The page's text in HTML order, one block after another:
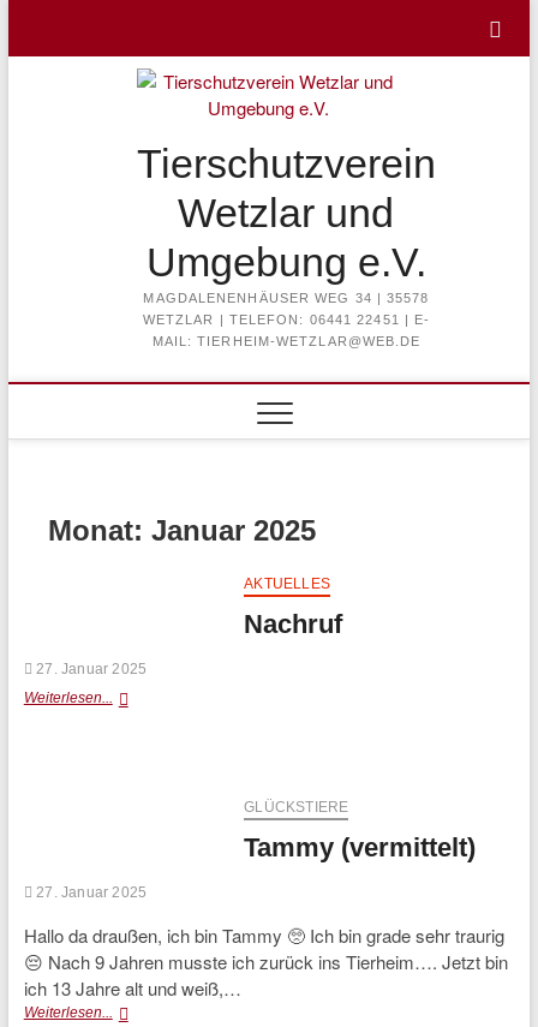
content
Tierschutzverein
Wetzlar und
Umgebung e.V.
MAGDALENENHÄUSER WEG 34 | 35578
WETZLAR | TELEFON: 06441 22451 | E-
MAIL: TIERHEIM-WETZLAR@WEB.DE
Monat: Januar 2025
AKTUELLES
Nachruf
27. Januar 2025
Weiterlesen... Nachruf
GLÜCKSTIERE
Tammy (vermittelt)
27. Januar 2025
Hallo da draußen, ich bin Tammy 🥺 Ich bin grade sehr traurig
😔 Nach 9 Jahren musste ich zurück ins Tierheim…. Jetzt bin
ich 13 Jahre alt und weiß,…
Weiterlesen... Tammy